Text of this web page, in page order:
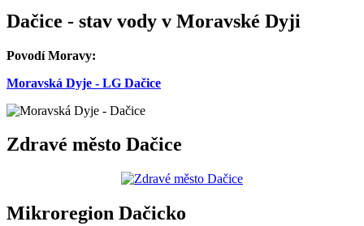
Dačice - stav vody v Moravské Dyji
Povodí Moravy:
Moravská Dyje - LG Dačice
Zdravé město Dačice
Mikroregion Dačicko